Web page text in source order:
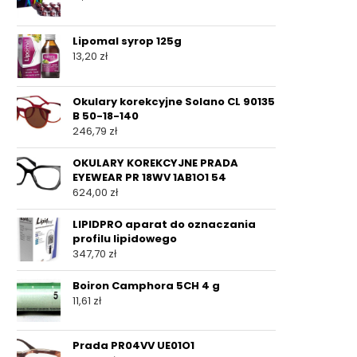
Lipomal syrop 125g
13,20 zł
Okulary korekcyjne Solano CL 90135
B 50-18-140
246,79 zł
OKULARY KOREKCYJNE PRADA
EYEWEAR PR 18WV 1AB1O1 54
624,00 zł
LIPIDPRO aparat do oznaczania
profilu lipidowego
347,70 zł
Boiron Camphora 5CH 4 g
11,61 zł
Prada PR04VV UE01O1